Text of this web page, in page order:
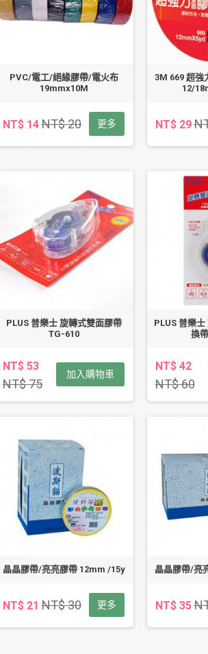
PVC/電工/絕緣膠帶/電火布
19mmx10M
NT$ 14 NT$ 20 更多
3M 669 超強
12/
NT$ 29
PLUS 普樂士 旋轉式雙面膠帶
TG-610
NT$ 53
NT$ 75
加入購物車
PLUS 普樂
換
NT$ 42
NT$ 60
晶晶膠帶/亮亮膠帶 12mm /15y
NT$ 21 NT$ 30 更多
晶晶膠帶/亮
NT$ 35